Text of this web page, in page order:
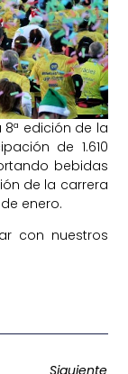
edición de la
de 1.610
bebidas
de la carrera
enero.
con nuestros